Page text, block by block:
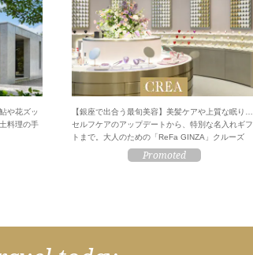
や花ズッ
料理の手
【銀座で出合う最旬美容】美髪ケアや上質な眠り…
セルフケアのアップデートから、特別な名入れギフ
トまで。大人のための「ReFa GINZA」クルーズ